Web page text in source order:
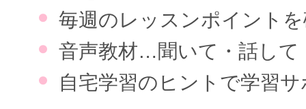
毎週のレッスンポイント
音声教材…聞いて・話して
自宅学習のヒントで学習